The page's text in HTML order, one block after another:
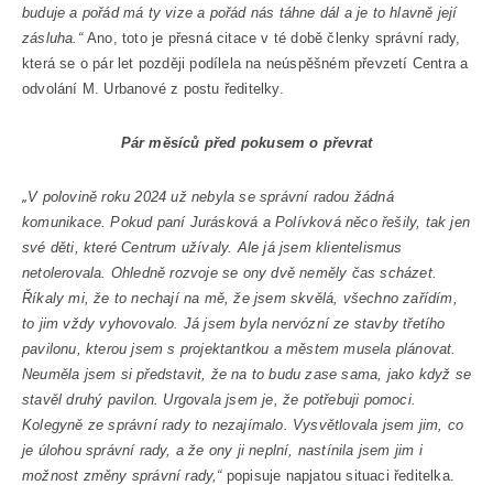
buduje a pořád má ty vize a pořád nás táhne dál a je to hlavně její
zásluha.“Ano, toto je přesná citace v té době členky správní rady,
která se o pár let později podílela na neúspěšném převzetí Centra a
odvolání M. Urbanové z postu ředitelky.
Pár měsíců před pokusem o převrat
„V polovině roku 2024 už nebyla se správní radou žádná
komunikace. Pokud paní Jurásková a Polívková něco řešily, tak jen
své děti, které Centrum užívaly. Ale já jsem klientelismus
netolerovala. Ohledně rozvoje se ony dvě neměly čas scházet.
Říkaly mi, že to nechají na mě, že jsem skvělá, všechno zařídím,
to jim vždy vyhovovalo. Já jsem byla nervózní ze stavby třetího
pavilonu, kterou jsem s projektantkou a městem musela plánovat.
Neuměla jsem si představit, že na to budu zase sama, jako když se
stavěl druhý pavilon. Urgovala jsem je, že potřebuji pomoci.
Kolegyně ze správní rady to nezajímalo. Vysvětlovala jsem jim, co
je úlohou správní rady, a že ony ji neplní, nastínila jsem jim i
možnost změny správní rady,“popisuje napjatou situaci ředitelka.